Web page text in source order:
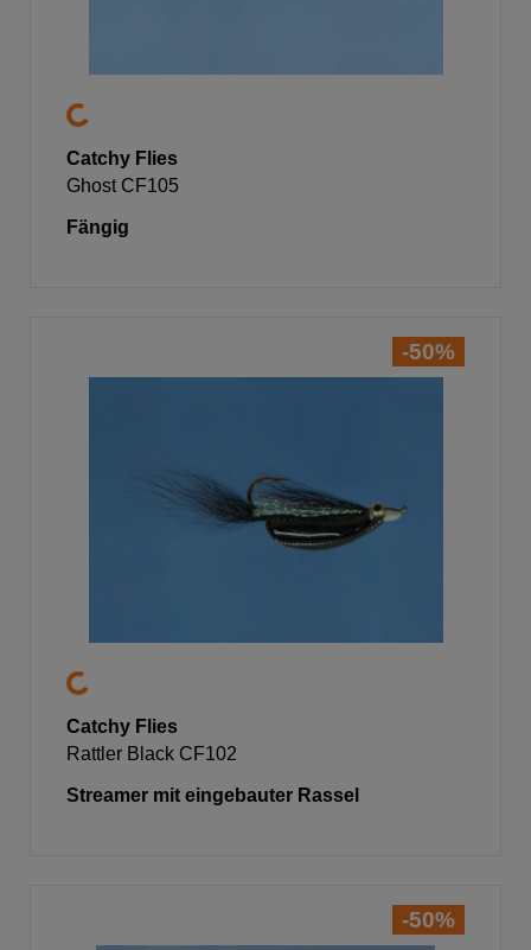
Catchy Flies
Ghost CF105
Fängig
-50%
Catchy Flies
Rattler Black CF102
Streamer mit eingebauter Rassel
-50%